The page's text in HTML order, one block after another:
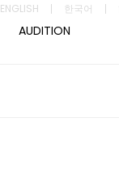
AUDITION
ENGLISH 한국어